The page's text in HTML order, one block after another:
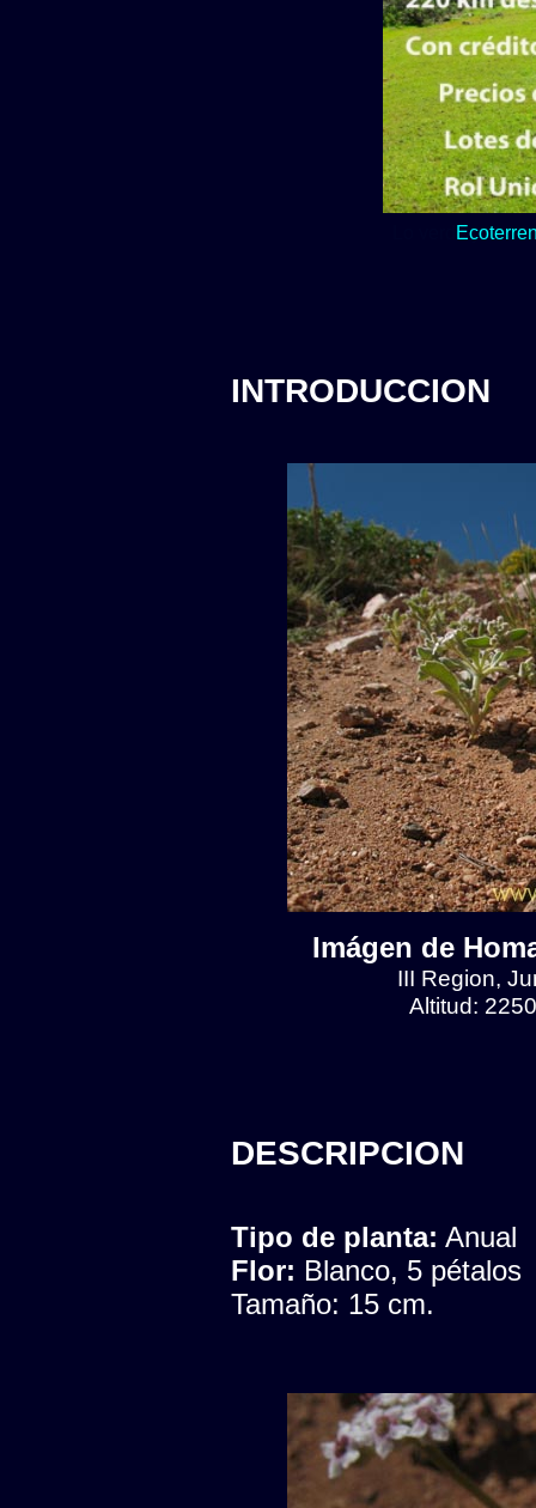
Lo verde y
INTRODUCCION
Imágen de
III Region,
Altitud:
DESCRIPCION
Tipo de planta: Anual
Flor: Blanco, 5 pétalos
Tamaño: 15 cm.